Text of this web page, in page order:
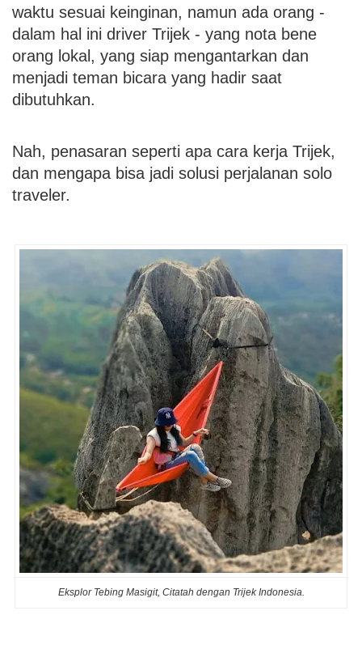
waktu sesuai keinginan, namun ada orang -
dalam hal ini driver Trijek - yang nota bene
orang lokal, yang siap mengantarkan dan
menjadi teman bicara yang hadir saat
dibutuhkan.
Nah, penasaran seperti apa cara kerja Trijek,
dan mengapa bisa jadi solusi perjalanan solo
traveler.
Eksplor Tebing Masigit, Citatah dengan Trijek Indonesia.